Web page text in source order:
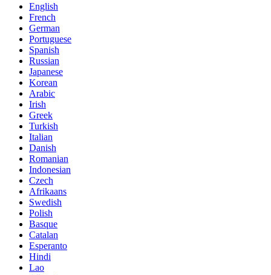
English
French
German
Portuguese
Spanish
Russian
Japanese
Korean
Arabic
Irish
Greek
Turkish
Italian
Danish
Romanian
Indonesian
Czech
Afrikaans
Swedish
Polish
Basque
Catalan
Esperanto
Hindi
Lao